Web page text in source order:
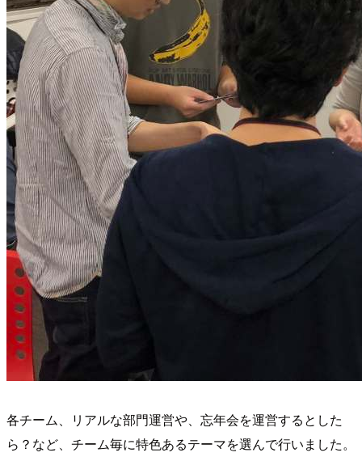
各チーム、リアルな部門運営や、忘年会を運営するとした
ら？など、チーム毎に特色あるテーマを選んで行いました。